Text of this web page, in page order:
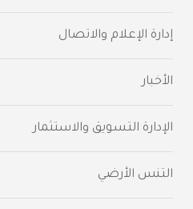
إدارة الإعلام والاتصال
الأخبار
الإدارة التسويق والاستثمار
التنس الأرضي